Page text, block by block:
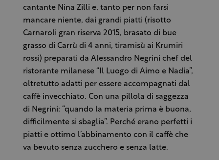
cantante Nina Zilli e, tanto per non farsi
mancare niente, dai grandi piatti (risotto
Carnaroli gran riserva 2015, brasato di bue
grasso di Carrù di 4 anni, tiramisù ai Krumiri
rossi) preparati da Alessandro Negrini chef del
ristorante milanese “Il Luogo di Aimo e Nadia”,
oltretutto adatti per essere accompagnati dal
caffè invecchiato. Con una pillola di saggezza
di Negrini: “quando la materia prima è buona,
difficilmente si sbaglia”. Perché erano perfetti i
piatti e ottimo l’abbinamento con il caffè che
va bevuto senza zucchero e senza latte.